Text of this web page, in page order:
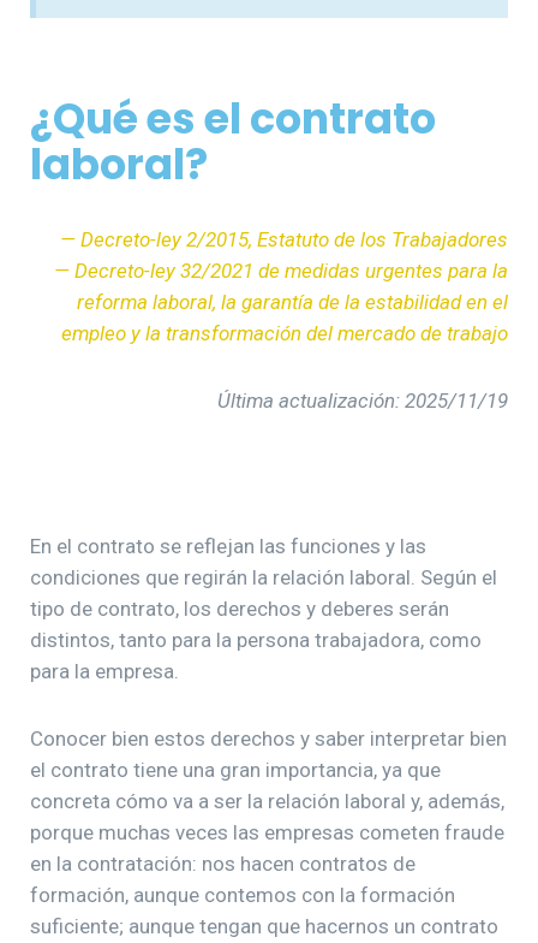
¿Qué es el contrato
laboral?
— Decreto-ley 2/2015, Estatuto de los Trabajadores
— Decreto-ley 32/2021 de medidas urgentes para la
reforma laboral, la garantía de la estabilidad en el
empleo y la transformación del mercado de trabajo
Última actualización: 2025/11/19
En el contrato se reflejan las funciones y las
condiciones que regirán la relación laboral. Según el
tipo de contrato, los derechos y deberes serán
distintos, tanto para la persona trabajadora, como
para la empresa.
Conocer bien estos derechos y saber interpretar bien
el contrato tiene una gran importancia, ya que
concreta cómo va a ser la relación laboral y, además,
porque muchas veces las empresas cometen fraude
en la contratación: nos hacen contratos de
formación, aunque contemos con la formación
suficiente; aunque tengan que hacernos un contrato